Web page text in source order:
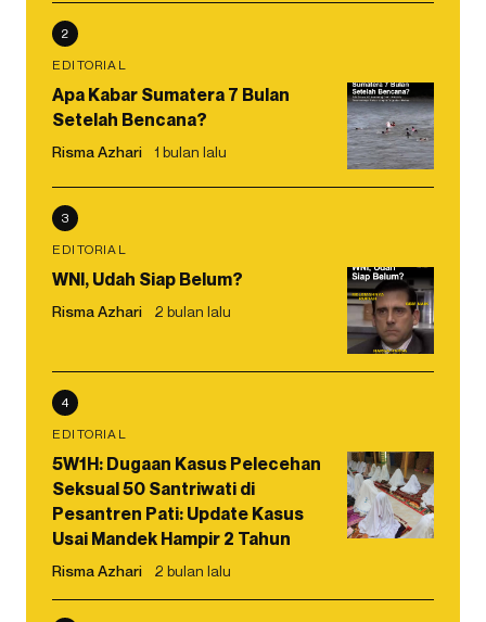
2
EDITORIAL
Apa Kabar Sumatera 7 Bulan
Setelah Bencana?
Risma Azhari 1 bulan lalu
3
EDITORIAL
WNI, Udah Siap Belum?
Risma Azhari 2 bulan lalu
4
EDITORIAL
5W1H: Dugaan Kasus Pelecehan
Seksual 50 Santriwati di
Pesantren Pati: Update Kasus
Usai Mandek Hampir 2 Tahun
Risma Azhari 2 bulan lalu